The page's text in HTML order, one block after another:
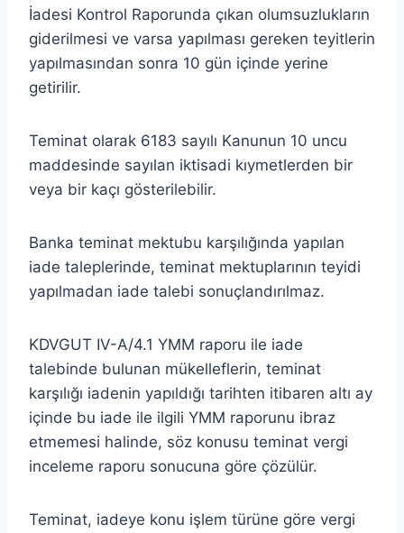
İadesi Kontrol Raporunda çıkan olumsuzlukların
giderilmesi ve varsa yapılması gereken teyitlerin
yapılmasından sonra 10 gün içinde yerine
getirilir.
Teminat olarak 6183 sayılı Kanunun 10 uncu
maddesinde sayılan iktisadi kıymetlerden bir
veya bir kaçı gösterilebilir.
Banka teminat mektubu karşılığında yapılan
iade taleplerinde, teminat mektuplarının teyidi
yapılmadan iade talebi sonuçlandırılmaz.
KDVGUT IV-A/4.1 YMM raporu ile iade
talebinde bulunan mükelleflerin, teminat
karşılığı iadenin yapıldığı tarihten itibaren altı ay
içinde bu iade ile ilgili YMM raporunu ibraz
etmemesi halinde, söz konusu teminat vergi
inceleme raporu sonucuna göre çözülür.
Teminat, iadeye konu işlem türüne göre vergi